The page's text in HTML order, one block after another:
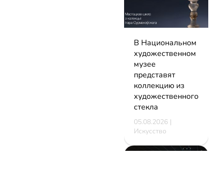
В Национальном
художественном
музее
представят
коллекцию из
художественного
стекла
05.08.2026 |
Искусство